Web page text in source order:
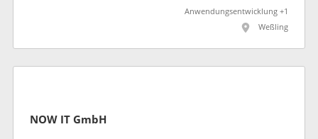
Anwendungsentwicklung +1
Weßling
NOW IT GmbH